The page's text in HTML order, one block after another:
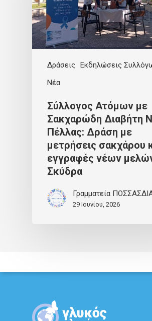
Δράσεις
Εκδηλώσεις
Νέα
Σύλλογος Ατόμων με
Σακχαρώδη Διαβήτη
Πέλλας: Δράση με
μετρήσεις σακχάρου
εγγραφές νέων
Σκύδρα
Γραμματεία
29 Ιουνίου, 2026